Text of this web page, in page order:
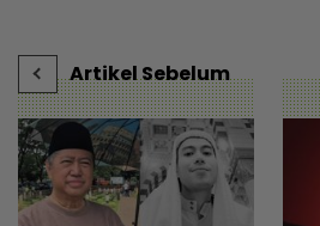
Artikel Sebelum